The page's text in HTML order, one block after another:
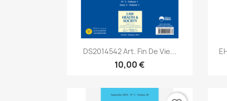
Aperçu rapide
DS2014542 Art. Fin De Vie...
10,00 €